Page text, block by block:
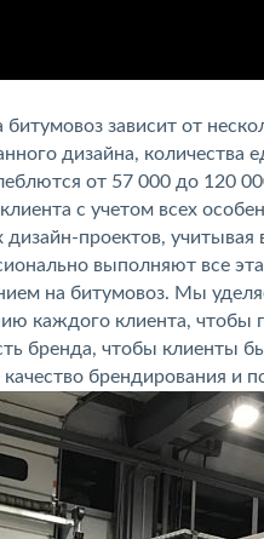
зависит от
дизайна, количества
от 57 000 до 120
с учетом всех
проектов,
выполняют все
на битумовоз. Мы
каждого клиента, чтобы
бренда, чтобы клиенты
брендирования и